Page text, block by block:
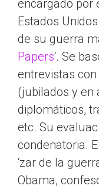
encargado por
Estados
de su guerra
Papers‘. Se
entrevistas
(jubilados y en
diplomáticos,
etc. Su
condenatoria.
‘zar de la
Obama,